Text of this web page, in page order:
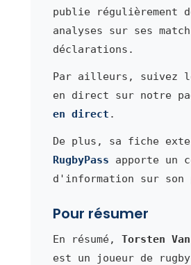
publie régulièrement
analyses sur ses
déclarations.
Par ailleurs, suivez
en direct sur notre
en direct .
De plus, sa fiche
RugbyPass apporte un
d'information sur son
Pour résumer
En résumé, Torsten
est un joueur de rugby